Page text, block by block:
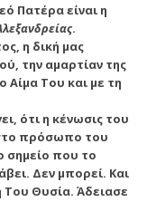
Πατέρα είναι η
.
η δική μας
την αμαρτίαν της
Του και με τη
ότι η κένωσις του
πρόσωπο του
σημείο που το
Δεν μπορεί. Και
Του Θυσία. Άδειασε